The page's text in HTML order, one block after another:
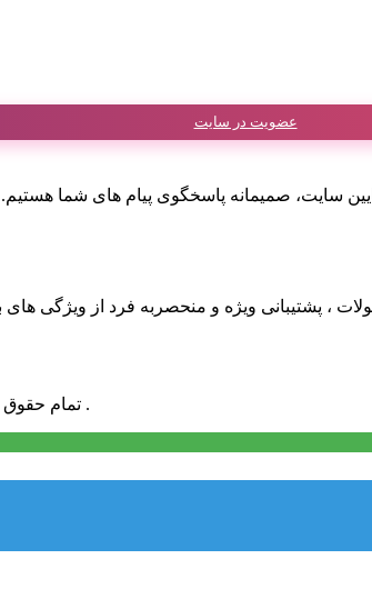
عضویت در سایت
پایین سایت، صمیمانه پاسخگوی پیام های
، پشتیبانی ویژه و منحصربه فرد از ویژگی
تمام حقوق مادی و معنوی این سایت برای «پارسی پروگرامر» محفوظ می باشد .